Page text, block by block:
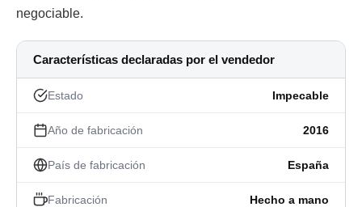
negociable.
Características declaradas por el vendedor
Estado Impecable
Año de fabricación 2016
País de fabricación España
Fabricación Hecho a mano